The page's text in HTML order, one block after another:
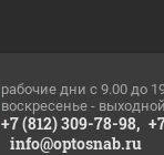
рабочие дни c 9.00 до
воскресенье - выходной
+7 (812) 309-78-98,
info@optosnab.ru